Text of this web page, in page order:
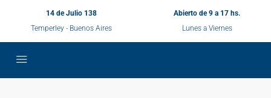
14 de Julio 138
Temperley - Buenos Aires
Abierto de 9 a 17 hs.
Lunes a Viernes